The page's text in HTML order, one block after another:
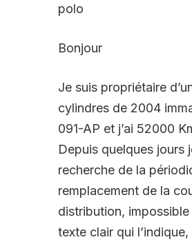
polo
Bonjour
Je suis propriétaire
cylindres de 2004
091-AP et j’ai 52000
Depuis quelques jours
recherche de la
remplacement de la
distribution,
texte clair qui l’indique,